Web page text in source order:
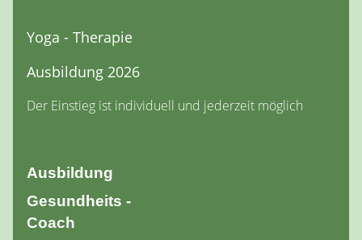
Yoga - Therapie
Ausbildung 2026
Der Einstieg ist individuell und jederzeit möglich
Ausbildung
Gesundheits -
Coach